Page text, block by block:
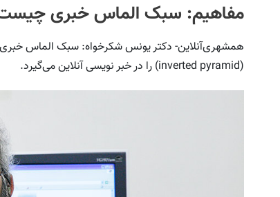
مفاهیم: سبک الماس خبری
(inverted pyramid) را در خبر نویسی آنلاین می‌گیرد.